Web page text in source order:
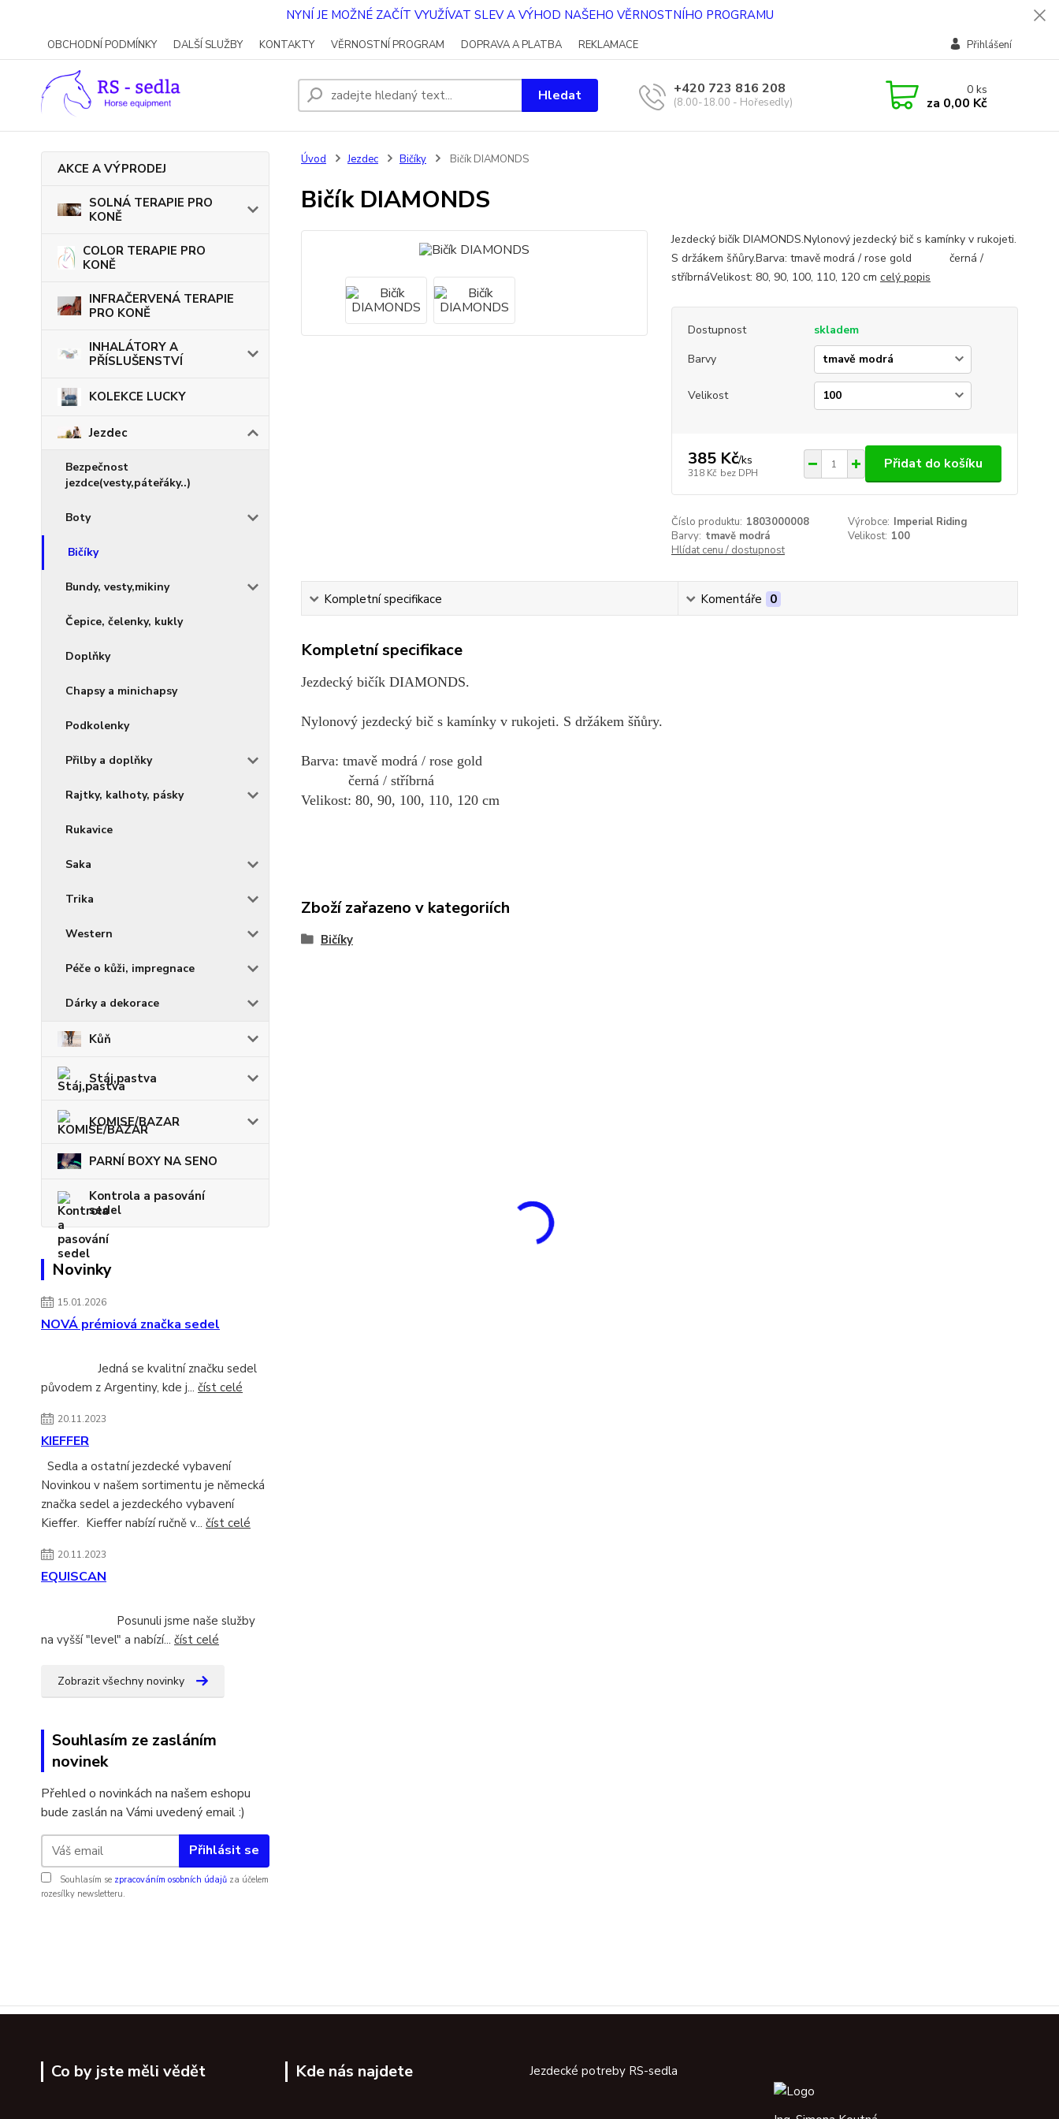
NYNÍ JE MOŽNÉ ZAČÍT VYUŽÍVAT SLEV A VÝHOD NAŠEHO VĚRNOSTNÍHO PROGRAMU
OBCHODNÍ PODMÍNKY DALŠÍ SLUŽBY KONTAKTY VĚRNOSTNÍ PROGRAM DOPRAVA A PLATBA REKLAMACE Přihlášení
Hledat +420 723 816 208
(8.00-18.00 - Hořesedly)
0ks
za 0,00 Kč
AKCE A VÝPRODEJ
SOLNÁ TERAPIE PRO
KONĚ
COLOR TERAPIE PRO
KONĚ
INFRAČERVENÁ TERAPIE
PRO KONĚ
INHALÁTORY A
PŘÍSLUŠENSTVÍ
KOLEKCE LUCKY
Jezdec
Bezpečnost
jezdce(vesty,páteřáky..)
Boty
Bičíky
Bundy, vesty,mikiny
Čepice, čelenky, kukly
Doplňky
Chapsy a minichapsy
Podkolenky
Přilby a doplňky
Rajtky, kalhoty, pásky
Rukavice
Saka
Trika
Western
Péče o kůži, impregnace
Dárky a dekorace
Kůň
Stáj,pastva
KOMISE/BAZAR
PARNÍ BOXY NA SENO
Kontrola a pasování
sedel
Novinky
15.01.2026
NOVÁ prémiová značka sedel
Jedná se kvalitní značku sedel
původem z Argentiny, kde j... číst celé
20.11.2023
KIEFFER
Sedla a ostatní jezdecké vybavení
Novinkou v našem sortimentu je německá
značka sedel a jezdeckého vybavení
Kieffer. Kieffer nabízí ručně v... číst celé
20.11.2023
EQUISCAN
Posunuli jsme naše služby
na vyšší "level" a nabízí... číst celé
Zobrazit všechny novinky
Souhlasím ze zasláním
novinek
Přehled o novinkách na našem eshopu
bude zaslán na Vámi uvedený email :)
Přihlásit se
Souhlasím se zpracováním osobních údajů za účelem
rozesílky newsletteru.
Úvod Jezdec Bičíky Bičík DIAMONDS
Bičík DIAMONDS
Jezdecký bičík DIAMONDS.Nylonový jezdecký bič s kamínky v rukojeti.
S držákem šňůry.Barva: tmavě modrá / rose gold černá /
stříbrnáVelikost: 80, 90, 100, 110, 120 cm celý popis
Dostupnost
skladem
Barvy
Velikost
385 Kč/ks
318 Kč bez DPH
Přidat do košíku
Číslo produktu: 1803000008 Výrobce: Imperial Riding
Barvy: tmavě modrá Velikost: 100
Hlídat cenu / dostupnost
Kompletní specifikace Komentáře 0
Kompletní specifikace
Jezdecký bičík DIAMONDS.
Nylonový jezdecký bič s kamínky v rukojeti. S držákem šňůry.
Barva: tmavě modrá / rose gold
černá / stříbrná
Velikost: 80, 90, 100, 110, 120 cm
Zboží zařazeno v kategoriích
Bičíky
Co by jste měli vědět Kde nás najdete Jezdecké potreby RS-sedla